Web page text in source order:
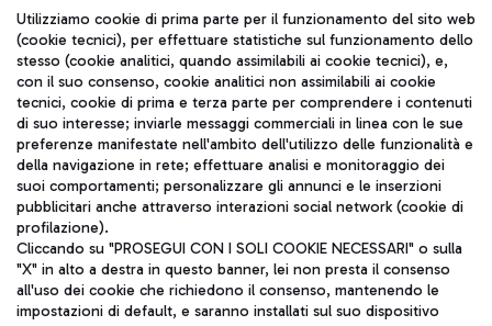
Seguici sui social
TRAVEL JOURNAL
ITA
Utilizziamo cookie di prima parte per il funzionamento del sito web
(cookie tecnici), per effettuare statistiche sul funzionamento dello
stesso (cookie analitici, quando assimilabili ai cookie tecnici), e,
con il suo consenso, cookie analitici non assimilabili ai cookie
tecnici, cookie di prima e terza parte per comprendere i contenuti
di suo interesse; inviarle messaggi commerciali in linea con le sue
preferenze manifestate nell'ambito dell'utilizzo delle funzionalità e
della navigazione in rete; effettuare analisi e monitoraggio dei
suoi comportamenti; personalizzare gli annunci e le inserzioni
pubblicitari anche attraverso interazioni social network (cookie di
profilazione).
Cliccando su "PROSEGUI CON I SOLI COOKIE NECESSARI" o sulla
"X" in alto a destra in questo banner, lei non presta il consenso
all'uso dei cookie che richiedono il consenso, mantenendo le
impostazioni di default, e saranno installati sul suo dispositivo